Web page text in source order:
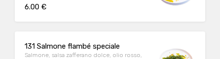
6.00 €
131 Salmone flambé speciale
Salmone, salsa zafferano dolce, olio rosso,